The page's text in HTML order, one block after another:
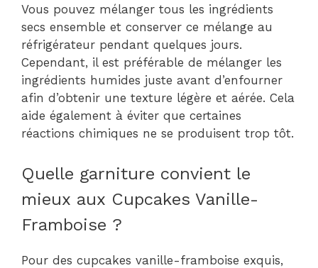
Vous pouvez mélanger tous les ingrédients
secs ensemble et conserver ce mélange au
réfrigérateur pendant quelques jours.
Cependant, il est préférable de mélanger les
ingrédients humides juste avant d’enfourner
afin d’obtenir une texture légère et aérée. Cela
aide également à éviter que certaines
réactions chimiques ne se produisent trop tôt.
Quelle garniture convient le
mieux aux Cupcakes Vanille-
Framboise ?
Pour des cupcakes vanille-framboise exquis,